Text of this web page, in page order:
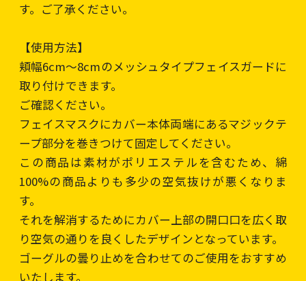
す。ご了承ください。
【使用方法】
頬幅6cm〜8cmのメッシュタイプフェイスガードに
取り付けできます。
ご確認ください。
フェイスマスクにカバー本体両端にあるマジックテ
ープ部分を巻きつけて固定してください。
この商品は素材がポリエステルを含むため、綿
100%の商品よりも多少の空気抜けが悪くなりま
す。
それを解消するためにカバー上部の開口口を広く取
り空気の通りを良くしたデザインとなっています。
ゴーグルの曇り止めを合わせてのご使用をおすすめ
いたします。